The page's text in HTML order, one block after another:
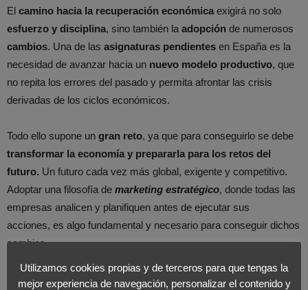
El camino hacia la recuperación económica exigirá no solo
esfuerzo y disciplina, sino también la adopción de numerosos
cambios. Una de las asignaturas pendientes en España es la
necesidad de avanzar hacia un nuevo modelo productivo, que
no repita los errores del pasado y permita afrontar las crisis
derivadas de los ciclos económicos.
Todo ello supone un gran reto, ya que para conseguirlo se debe
transformar la economía y prepararla para los retos del
futuro. Un futuro cada vez más global, exigente y competitivo.
Adoptar una filosofía de marketing estratégico, donde todas las
empresas analicen y planifiquen antes de ejecutar sus
acciones, es algo fundamental y necesario para conseguir dichos
cambios.
Las vacaciones siempre han sido tiempo para descansar y
Utilizamos cookies propias y de terceros para que tengas la
mejor experiencia de navegación, personalizar el contenido y